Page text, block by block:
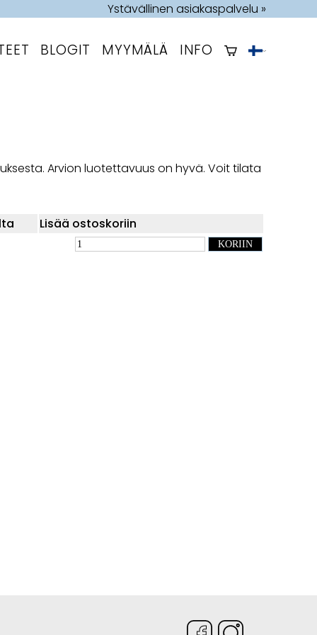
Ystävällinen asiakaspalvelu »
BLOGIT MYYMÄLÄ INFO
Arvion luotettavuus on hyvä. Voit tilata
Lisää ostoskoriin